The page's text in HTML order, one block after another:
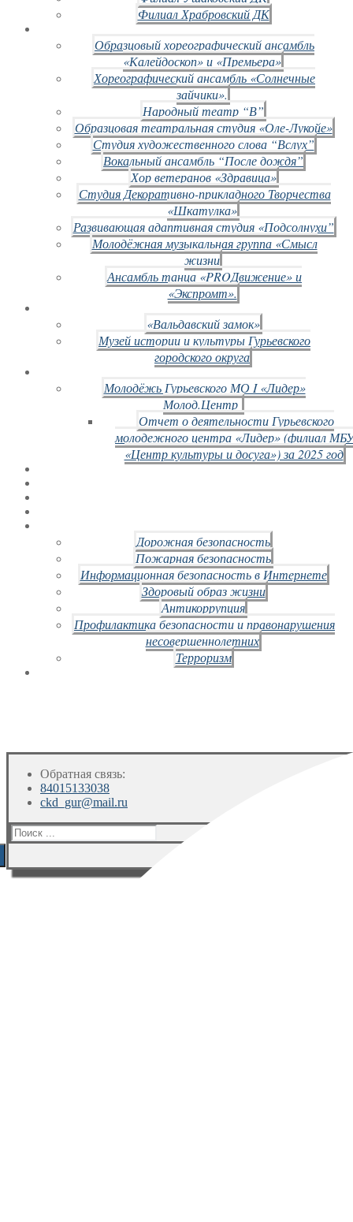
Филиал Храбровский ДК
Образцовый хореографический ансамбль
«Калейдоскоп» и «Премьера»
Хореографический ансамбль «Солнечные
зайчики».
Народный театр “В”
Образцовая театральная студия «Оле-Лукойе»
Студия художественного слова “Вслух”
Вокальный ансамбль “После дождя”
Хор ветеранов «Здравица»
Студия Декоративно-прикладного Творчества
«Шкатулка»
Развивающая адаптивная студия «Подсолнухи”
Молодёжная музыкальная группа «Смысл
жизни
Ансамбль танца «PROДвижение» и
«Экспромт».
«Вальдавский замок»
Музей истории и культуры Гурьевского
городского округа
Молодёжь Гурьевского МО I «Лидер»
Молод.Центр
Отчет о деятельности Гурьевского
молодежного центра «Лидер» (филиал
«Центр культуры и досуга») за 2025 год
Дорожная безопасность
Пожарная безопасность
Информационная безопасность в Интернете
Здоровый образ жизни
Антикоррупция
Профилактика безопасности и правонарушения
несовершеннолетних
Терроризм
Обратная связь:
84015133038
ckd_gur@mail.ru
Искать: